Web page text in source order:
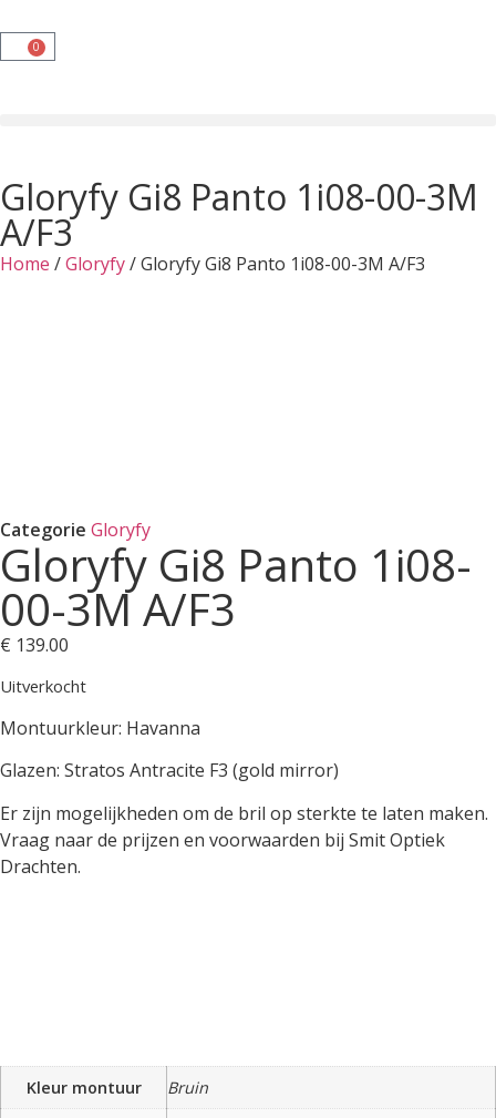
0
Gloryfy Gi8 Panto 1i08-00-3M
A/F3
Home /Gloryfy/ Gloryfy Gi8 Panto 1i08-00-3M A/F3
Categorie Gloryfy
Gloryfy Gi8 Panto 1i08-
00-3M A/F3
€ 139.00
Uitverkocht
Montuurkleur: Havanna
Glazen: Stratos Antracite F3 (gold mirror)
Er zijn mogelijkheden om de bril op sterkte te laten maken.
Vraag naar de prijzen en voorwaarden bij Smit Optiek
Drachten.
Kleur montuur
Bruin